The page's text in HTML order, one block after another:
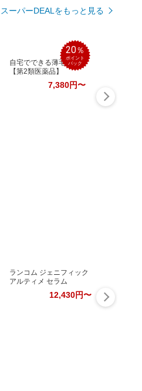
スーパーDEALをもっと見る
20％
ポイント
バック
自宅でできる薄毛治療
【第2類医薬品】
7,380円〜
ランコム ジェニフィック
アルティメ セラム
12,430円〜